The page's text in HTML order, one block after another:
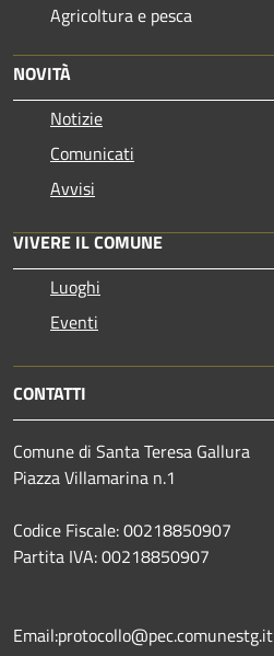
Agricoltura e pesca
NOVITÀ
Notizie
Comunicati
Avvisi
VIVERE IL COMUNE
Luoghi
Eventi
CONTATTI
Comune di Santa Teresa Gallura
Piazza Villamarina n.1
Codice Fiscale: 00218850907
Partita IVA: 00218850907
Email:protocollo@pec.comunestg.it